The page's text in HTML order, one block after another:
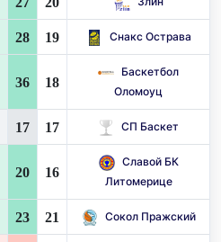
28 19 Снакс Острава
36 18
Баскетбол
Оломоуц
17 17 СП Баскет
20 16
Славой БК
Литомерице
23 21 Сокол Пражский